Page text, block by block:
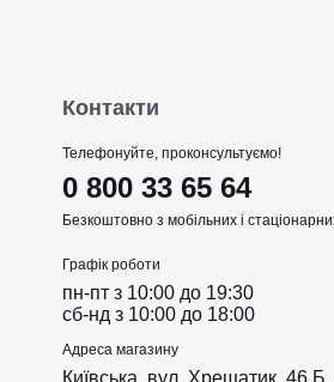
Контакти
Телефонуйте, проконсультуємо!
0 800 33 65 64
Безкоштовно з мобільних і
Графік роботи
пн-пт з 10:00 до 19:30
сб-нд з 10:00 до 18:00
Адреса магазину
Київська, вул. Хрещатик, 46 Б